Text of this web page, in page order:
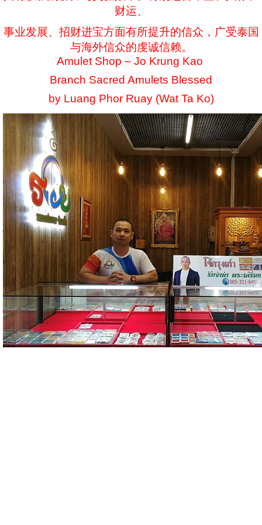
财运、
事业发展、招财进宝方面有所提升的信众，广受泰国
与海外信众的虔诚信赖。
Amulet Shop – Jo Krung Kao
Branch Sacred Amulets Blessed
by Luang Phor Ruay (Wat Ta Ko)